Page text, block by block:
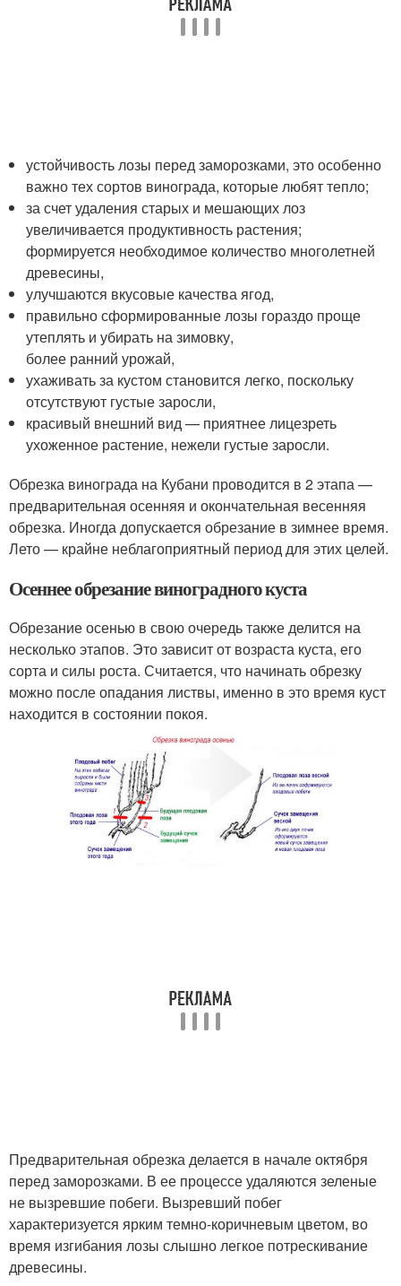
устойчивость лозы перед заморозками, это особенно
важно тех сортов винограда, которые любят тепло;
за счет удаления старых и мешающих лоз
увеличивается продуктивность растения;
формируется необходимое количество многолетней
древесины,
улучшаются вкусовые качества ягод,
правильно сформированные лозы гораздо проще
утеплять и убирать на зимовку,
более ранний урожай,
ухаживать за кустом становится легко, поскольку
отсутствуют густые заросли,
красивый внешний вид — приятнее лицезреть
ухоженное растение, нежели густые заросли.
Обрезка винограда на Кубани проводится в 2 этапа —
предварительная осенняя и окончательная весенняя
обрезка. Иногда допускается обрезание в зимнее время.
Лето — крайне неблагоприятный период для этих целей.
Осеннее обрезание виноградного куста
Обрезание осенью в свою очередь также делится на
несколько этапов. Это зависит от возраста куста, его
сорта и силы роста. Считается, что начинать обрезку
можно после опадания листвы, именно в это время куст
находится в состоянии покоя.
Предварительная обрезка делается в начале октября
перед заморозками. В ее процессе удаляются зеленые
не вызревшие побеги. Вызревший побег
характеризуется ярким темно-коричневым цветом, во
время изгибания лозы слышно легкое потрескивание
древесины.